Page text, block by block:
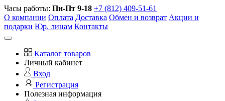
Часы работы: Пн-Пт 9-18 +7 (812) 409-51-61
О компании Оплата Доставка Обмен и возврат Акции и
подарки Юр. лицам Контакты
Каталог товаров
Личный кабинет
Вход
Регистрация
Полезная информация